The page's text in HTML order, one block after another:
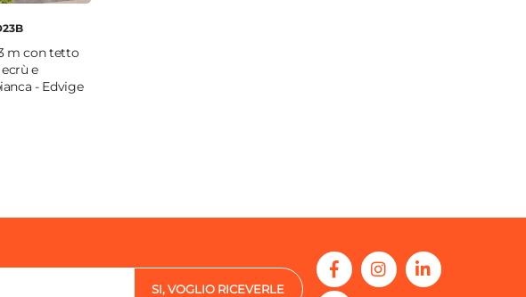
m con tetto
e
- Edvige
SI, VOGLIO RICEVERLE